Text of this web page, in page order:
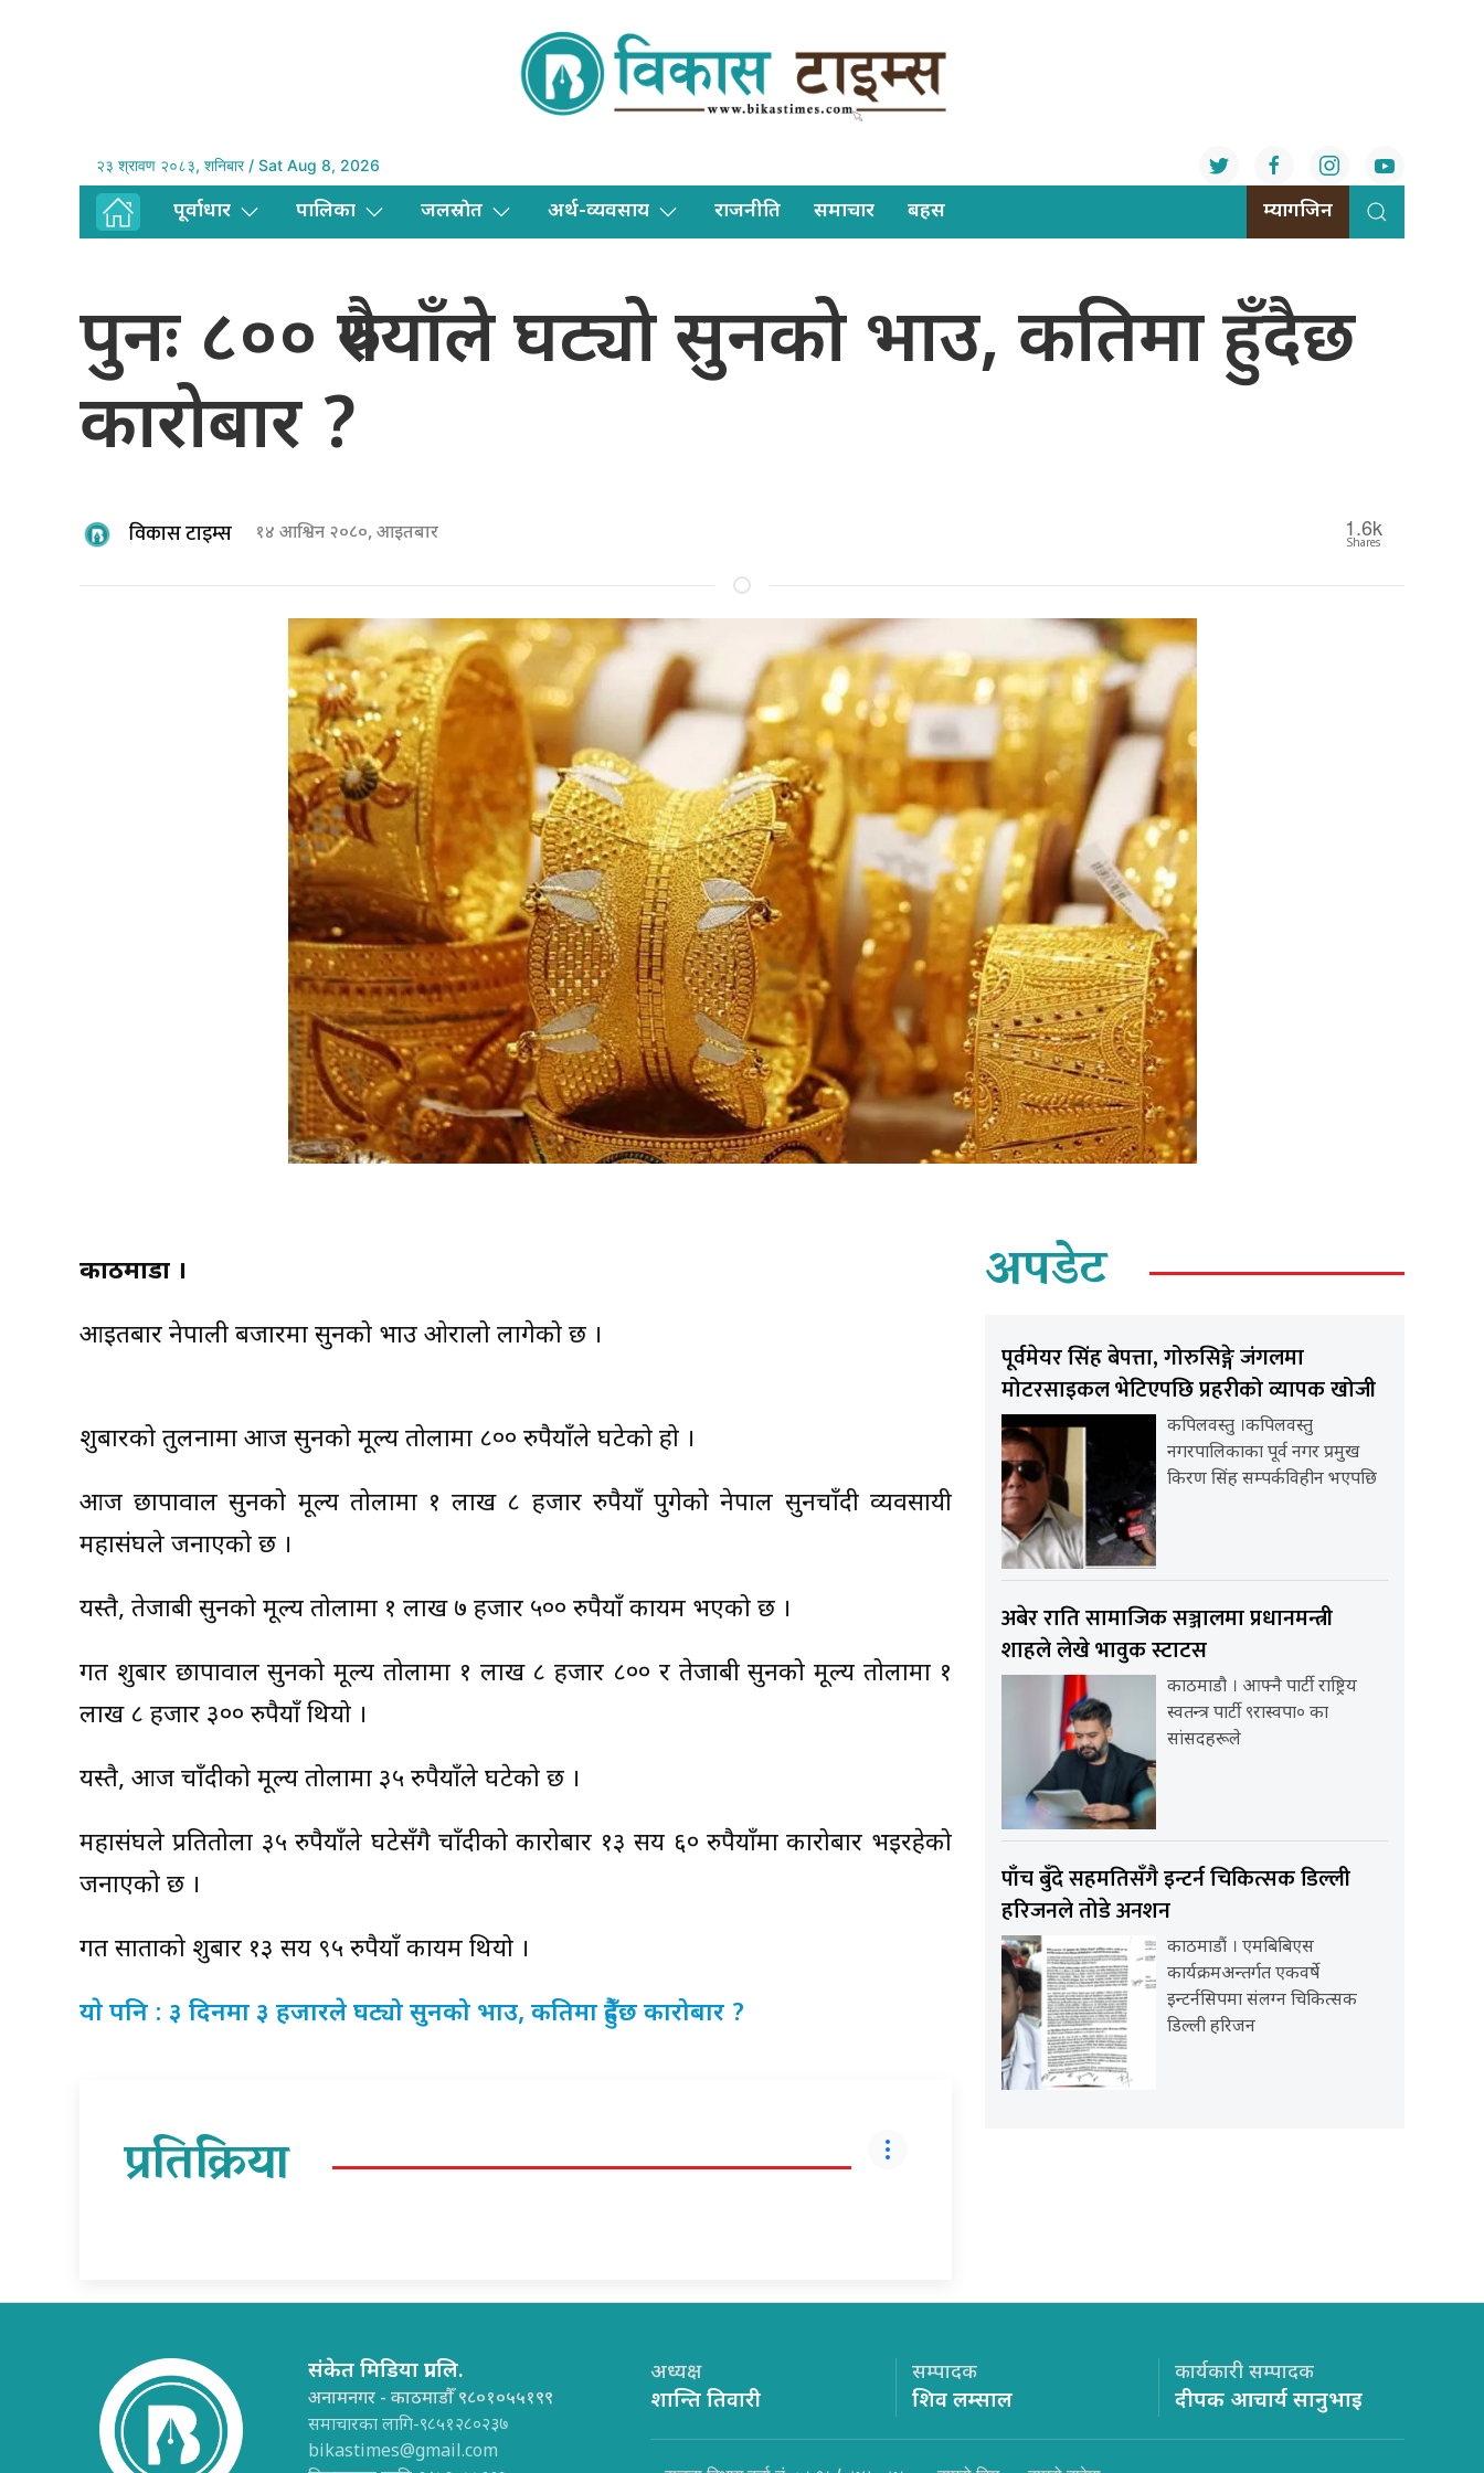
२३ श्रावण २०८३, शनिबार / Sat Aug 8, 2026
पूर्वाधार पालिका जलस्राेत अर्थ-व्यवसाय राजनीति समाचार बहस म्यागजिन
पुनः ८०० रुपैयाँले घट्यो सुनको भाउ, कतिमा हुँदैछ
कारोबार ?
विकास टाइम्स १४ आश्विन २०८०, आइतबार 1.6k
Shares
काठमाडौं ।
आइतबार नेपाली बजारमा सुनको भाउ ओरालो लागेको छ ।
शुक्रबारको तुलनामा आज सुनको मूल्य तोलामा ८०० रुपैयाँले घटेको हो ।
आज छापावाल सुनको मूल्य तोलामा १ लाख ८ हजार रुपैयाँ पुगेको नेपाल सुनचाँदी व्यवसायी
महासंघले जनाएको छ ।
यस्तै, तेजाबी सुनको मूल्य तोलामा १ लाख ७ हजार ५०० रुपैयाँ कायम भएको छ ।
गत शुक्रबार छापावाल सुनको मूल्य तोलामा १ लाख ८ हजार ८०० र तेजाबी सुनको मूल्य तोलामा १
लाख ८ हजार ३०० रुपैयाँ थियो ।
यस्तै, आज चाँदीको मूल्य तोलामा ३५ रुपैयाँले घटेको छ ।
महासंघले प्रतितोला ३५ रुपैयाँले घटेसँगै चाँदीको कारोबार १३ सय ६० रुपैयाँमा कारोबार भइरहेको
जनाएको छ ।
गत साताको शुक्रबार १३ सय ९५ रुपैयाँ कायम थियो ।
याे पनि : ३ दिनमा ३ हजारले घट्यो सुनको भाउ, कतिमा हुँदैछ कारोबार ?
प्रतिक्रिया
अपडेट
पूर्वमेयर सिंह बेपत्ता, गोरुसिङ्गे जंगलमा
मोटरसाइकल भेटिएपछि प्रहरीको व्यापक खोजी
कपिलवस्तु ।कपिलवस्तु
नगरपालिकाका पूर्व नगर प्रमुख
किरण सिंह सम्पर्कविहीन भएपछि
अबेर राति सामाजिक सञ्जालमा प्रधानमन्त्री
शाहले लेखे भावुक स्टाटस
काठमाडौ । आफ्नै पार्टी राष्ट्रिय
स्वतन्त्र पार्टी ९रास्वपा० का
सांसदहरूले
पाँच बुँदे सहमतिसँगै इन्टर्न चिकित्सक डिल्ली
हरिजनले तोडे अनशन
काठमाडौं । एमबिबिएस
कार्यक्रमअन्तर्गत एकवर्षे
इन्टर्नसिपमा संलग्न चिकित्सक
डिल्ली हरिजन
संकेत मिडिया प्रा.लि.
अनामनगर - काठमाडौँ ९८०१०५५१९९
समाचारका लागि-९८५१२८०२३७
bikastimes@gmail.com
अध्यक्ष
शान्ति तिवारी
सम्पादक
शिव लम्साल
कार्यकारी सम्पादक
दीपक आचार्य सानुभाइ